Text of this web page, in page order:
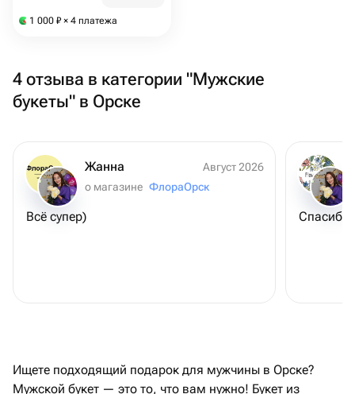
1 000 ₽ × 4 платежа
4 отзыва в категории "Мужские
букеты" в Орске
Жанна
Август 2026
о магазине ФлораОрск
Всё супер) Спасибо
Ищете подходящий подарок для мужчины в Орске?
Мужской букет — это то, что вам нужно! Букет из